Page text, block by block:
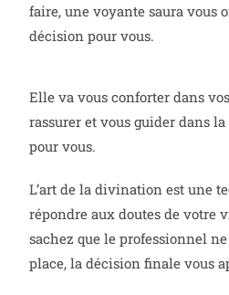
faire, une voyante saura vous
décision pour vous.
Elle va vous conforter dans
rassurer et vous guider dans
pour vous.
L’art de la divination est une
répondre aux doutes de votre
sachez que le professionnel
place, la décision finale vous